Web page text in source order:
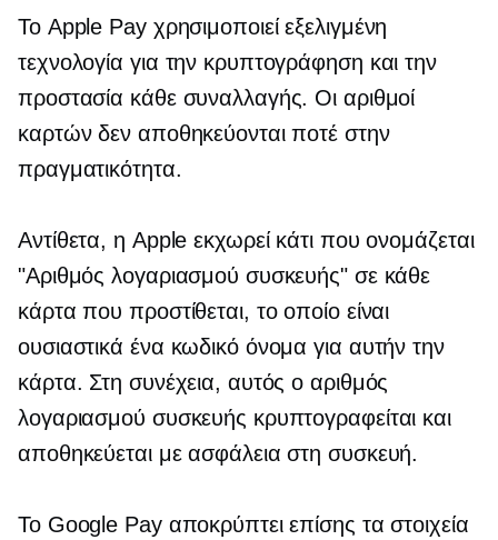
Το Apple Pay χρησιμοποιεί εξελιγμένη
τεχνολογία για την κρυπτογράφηση και την
προστασία κάθε συναλλαγής. Οι αριθμοί
καρτών δεν αποθηκεύονται ποτέ στην
πραγματικότητα.
Αντίθετα, η Apple εκχωρεί κάτι που ονομάζεται
"Αριθμός λογαριασμού συσκευής" σε κάθε
κάρτα που προστίθεται, το οποίο είναι
ουσιαστικά ένα κωδικό όνομα για αυτήν την
κάρτα. Στη συνέχεια, αυτός ο αριθμός
λογαριασμού συσκευής κρυπτογραφείται και
αποθηκεύεται με ασφάλεια στη συσκευή.
Το Google Pay αποκρύπτει επίσης τα στοιχεία